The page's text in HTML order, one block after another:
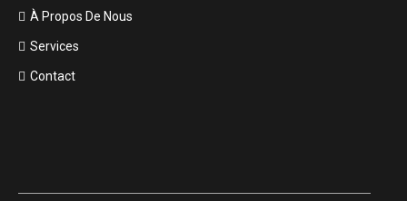
À Propos De Nous
Services
Contact